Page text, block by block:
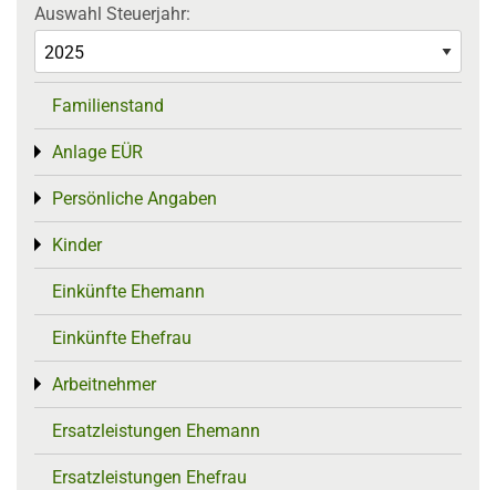
Auswahl Steuerjahr:
Familienstand
Anlage EÜR
Toggle menu
Persönliche Angaben
Toggle menu
Kinder
Toggle menu
Einkünfte Ehemann
Einkünfte Ehefrau
Arbeitnehmer
Toggle menu
Ersatzleistungen Ehemann
Ersatzleistungen Ehefrau